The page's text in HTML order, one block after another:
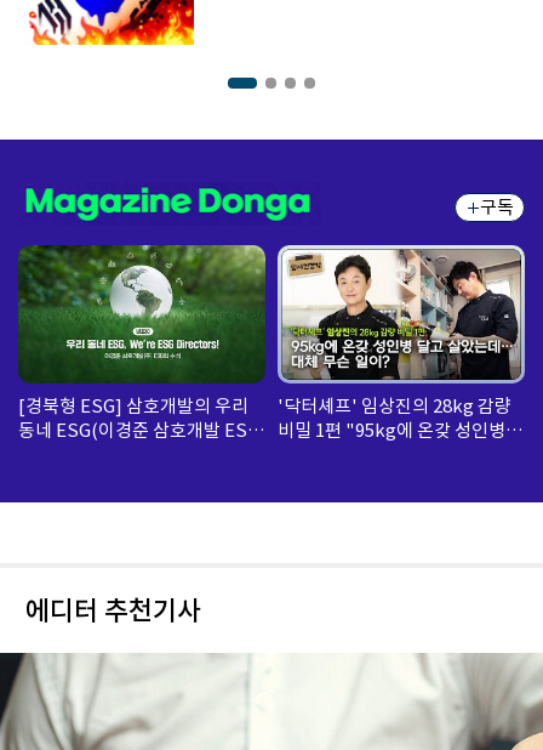
구독
[경북형 ESG] 삼호개발의 우리
동네 ESG(이경준 삼호개발 ESG
'닥터셰프' 임상진의 28kg 감량
비밀 1편 "95kg에 온갖 성인병
에디터 추천기사